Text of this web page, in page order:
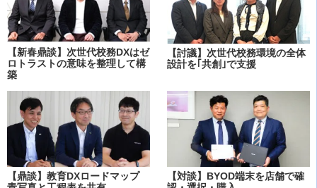
【新春鼎談】次世代校務DXはゼ
ロトラストの意味を整理して構
築
【討議】次世代校務環境の全体
設計を｢共創｣で支援
【鼎談】教育DXロードマップ
【対談】BYOD端末を店舗で確